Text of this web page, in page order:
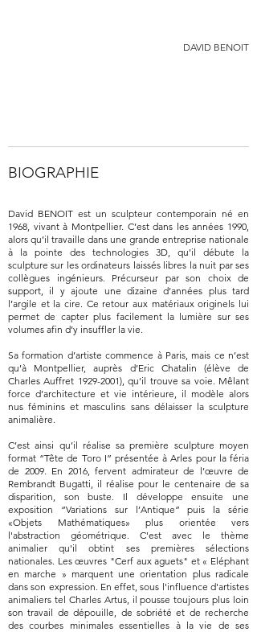
DAVID BENOIT
BIOGRAPHIE
David BENOIT est un sculpteur contemporain né en
1968, vivant à Montpellier. C’est dans les années 1990,
alors qu’il travaille dans une grande entreprise nationale
à la pointe des technologies 3D, qu’il débute la
sculpture sur les ordinateurs laissés libres la nuit par ses
collègues ingénieurs. Précurseur par son choix de
support, il y ajoute une dizaine d’années plus tard
l’argile et la cire. Ce retour aux matériaux originels lui
permet de capter plus facilement la lumière sur ses
volumes afin d’y insuffler la vie.
Sa formation d’artiste commence à Paris, mais ce n’est
qu’à Montpellier, auprès d’Eric Chatalin (élève de
Charles Auffret 1929-2001), qu’il trouve sa voie. Mêlant
force d’architecture et vie intérieure, il modèle alors
nus féminins et masculins sans délaisser la sculpture
animalière.
C’est ainsi qu’il réalise sa première sculpture moyen
format “Tête de Toro I” présentée à Arles pour la féria
de 2009. En 2016, fervent admirateur de l’œuvre de
Rembrandt Bugatti, il réalise pour le centenaire de sa
disparition, son buste. Il développe ensuite une
exposition “Variations sur l’Antique” puis la série
«Objets Mathématiques» plus orientée vers
l'abstraction géométrique. C'est avec le thème
animalier qu'il obtint ses premières sélections
nationales. Les œuvres "Cerf aux aguets" et « Eléphant
en marche » marquent une orientation plus radicale
dans son expression. En effet, sous l'influence d'artistes
animaliers tel Charles Artus, il pousse toujours plus loin
son travail de dépouille, de sobriété et de recherche
des courbes minimales essentielles à la vie de ses